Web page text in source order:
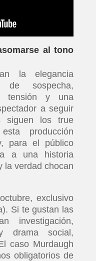
al tono
la elegancia
de sospecha,
tensión y una
a seguir
siguen los true
producción
para el público
a una historia
la verdad chocan
exclusivo
Si te gustan las
investigación,
drama social,
caso Murdaugh
obligatorios de